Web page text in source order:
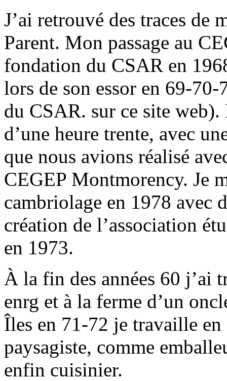
J’ai retrouvé des traces de
Parent. Mon passage au
fondation du CSAR en
lors de son essor en 69-
du CSAR. sur ce site
d’une heure trente, avec
que nous avions réalisé
CEGEP Montmorency. Je
cambriolage en 1978 avec
création de l’association
en 1973.
À la fin des années 60 j’ai
enrg et à la ferme d’un
Îles en 71-72 je travaille
paysagiste, comme
enfin cuisinier.